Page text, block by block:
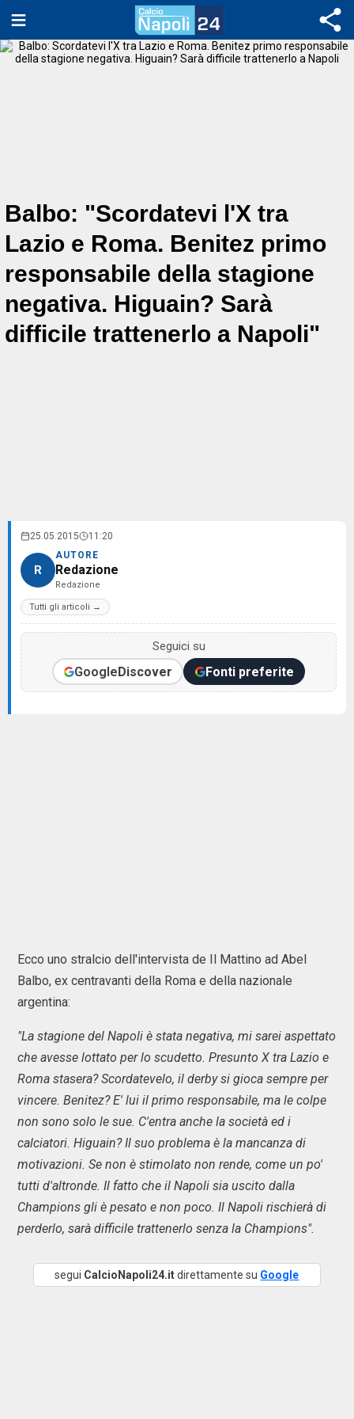
Balbo: "Scordatevi l'X tra
Lazio e Roma. Benitez primo
responsabile della stagione
negativa. Higuain? Sarà
difficile trattenerlo a Napoli"
25.05.2015 11:20
R
AUTORE
Redazione
Redazione
Tutti gli articoli →
Seguici su
GoogleDiscover Fonti preferite
Ecco uno stralcio dell'intervista de Il Mattino ad Abel
Balbo, ex centravanti della Roma e della nazionale
argentina:
"La stagione del Napoli è stata negativa, mi sarei aspettato
che avesse lottato per lo scudetto. Presunto X tra Lazio e
Roma stasera? Scordatevelo, il derby si gioca sempre per
vincere. Benitez? E' lui il primo responsabile, ma le colpe
non sono solo le sue. C'entra anche la società ed i
calciatori. Higuain? Il suo problema è la mancanza di
motivazioni. Se non è stimolato non rende, come un po'
tutti d'altronde. Il fatto che il Napoli sia uscito dalla
Champions gli è pesato e non poco. Il Napoli rischierà di
perderlo, sarà difficile trattenerlo senza la Champions".
segui CalcioNapoli24.itdirettamente su Google